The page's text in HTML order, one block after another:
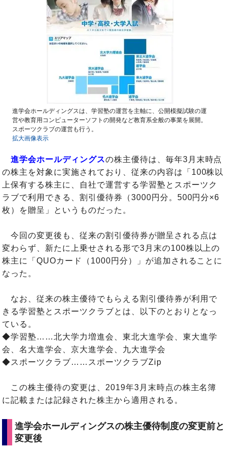
進学会ホールディングスは、学習塾の運営を主軸に、公開模擬試験の運
営や教育用コンピューターソフトの開発など教育系全般の事業を展開。
スポーツクラブの運営も行う。
拡大画像表示
進学会ホールディングスの株主優待は、毎年3月末時点
の株主を対象に実施されており、従来の内容は「100株以
上保有する株主に、自社で運営する学習塾とスポーツク
ラブで利用できる、割引優待券（3000円分。500円分×6
枚）を贈呈」というものだった。
今回の変更後も、従来の割引優待券が贈呈される点は
変わらず、新たに上乗せされる形で3月末の100株以上の
株主に「QUOカード（1000円分）」が追加されることに
なった。
なお、従来の株主優待でもらえる割引優待券が利用で
きる学習塾とスポーツクラブとは、以下のとおりとなっ
ている。
◆学習塾……北大学力増進会、東北大進学会、東大進学
会、名大進学会、京大進学会、九大進学会
◆スポーツクラブ……スポーツクラブZip
この株主優待の変更は、2019年3月末時点の株主名簿
に記載または記録された株主から適用される。
進学会ホールディングスの株主優待制度の変更前と
変更後